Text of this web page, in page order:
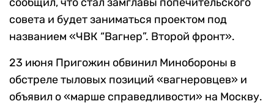
совета и будет заниматься проектом под
названием «ЧВК “Вагнер”. Второй фронт».
23 июня Пригожин обвинил Минобороны в
обстреле тыловых позиций «вагнеровцев» и
объявил о «марше справедливости» на Москву.